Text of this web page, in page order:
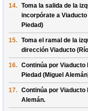
14. Toma la salida de la
incorpórate a Viaducto
Piedad)
15. Toma el ramal de la
dirección Viaducto
16. Continúa por Viaducto
Piedad (Miguel
17. Continúa por Viaducto
Alemán.